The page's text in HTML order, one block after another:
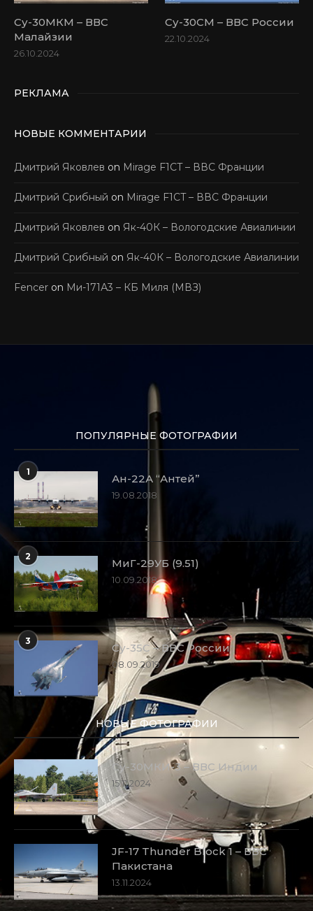
Су-30МКМ – ВВС
Малайзии
26.10.2024
Су-30СМ – ВВС России
22.10.2024
РЕКЛАМА
НОВЫЕ КОММЕНТАРИИ
Дмитрий Яковлев on Mirage F1CT – ВВС Франции
Дмитрий Срибный on Mirage F1CT – ВВС Франции
Дмитрий Яковлев on Як-40К – Вологодские Авиалинии
Дмитрий Срибный on Як-40К – Вологодские Авиалинии
Fencer on Ми-171А3 – КБ Миля (МВЗ)
ПОПУЛЯРНЫЕ ФОТОГРАФИИ
1
Ан-22А “Антей”
19.08.2018
2
МиГ-29УБ (9.51)
10.09.2018
3
Су-35С – ВВС России
08.09.2019
НОВЫЕ ФОТОГРАФИИ
Су-30МКИ-3 – ВВС Индии
15.11.2024
JF-17 Thunder Block 1 – ВВС
Пакистана
13.11.2024